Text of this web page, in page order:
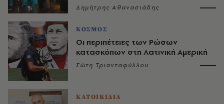
Δημήτρης Αθανασιάδης
ΚΟΣΜΟΣ
Οι περιπέτειες των Ρώσων
κατασκόπων στη Λατινική Αμερική
Σώτη Τριανταφύλλου
ΚΑΤΟΙΚΙΔΙΑ